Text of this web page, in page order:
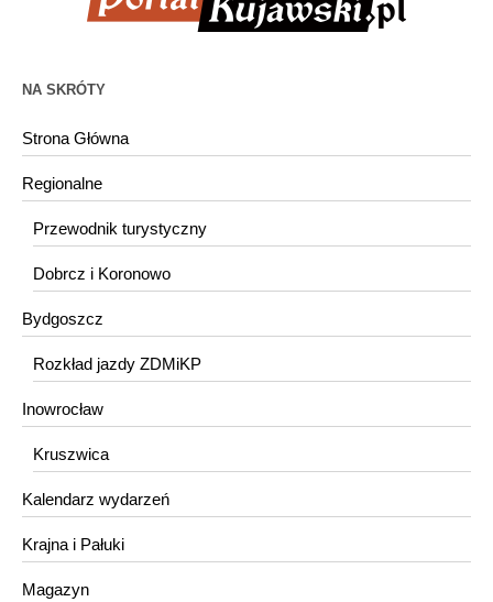
NA SKRÓTY
Strona Główna
Regionalne
Przewodnik turystyczny
Dobrcz i Koronowo
Bydgoszcz
Rozkład jazdy ZDMiKP
Inowrocław
Kruszwica
Kalendarz wydarzeń
Krajna i Pałuki
Magazyn